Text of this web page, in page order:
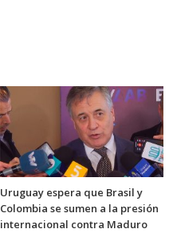
Uruguay espera que Brasil y
Colombia se sumen a la presión
internacional contra Maduro